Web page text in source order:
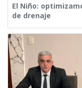
El Niño:
de drenaje